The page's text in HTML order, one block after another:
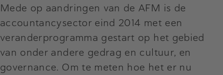
Mede op aandringen van de AFM is de
accountancysector eind 2014 met een
veranderprogramma gestart op het gebied
van onder andere gedrag en cultuur, en
governance. Om te meten hoe het er nu